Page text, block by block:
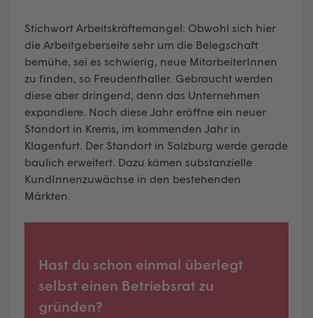
Stichwort Arbeitskräftemangel: Obwohl sich hier
die Arbeitgeberseite sehr um die Belegschaft
bemühe, sei es schwierig, neue MitarbeiterInnen
zu finden, so Freudenthaller. Gebraucht werden
diese aber dringend, denn das Unternehmen
expandiere. Noch diese Jahr eröffne ein neuer
Standort in Krems, im kommenden Jahr in
Klagenfurt. Der Standort in Salzburg werde gerade
baulich erweitert. Dazu kämen substanzielle
KundInnenzuwächse in den bestehenden
Märkten.
Hast du schon einmal überlegt
selbst einen Betriebsrat zu
gründen?